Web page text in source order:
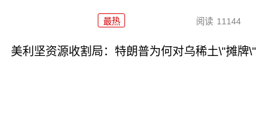
最热 阅读 11144
美利坚资源收割局：特朗普为何对乌稀土\"摊牌\"